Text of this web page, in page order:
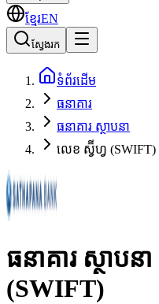
ខ្មែរEN
ស្វែងរក
ទំព័រដើម
ធនាគារ
ធនាគារ ស្ថាបនា
លេខ ស្វ៊ីហ្វ (SWIFT)
ធនាគារ ស្ថាបនា
(SWIFT)